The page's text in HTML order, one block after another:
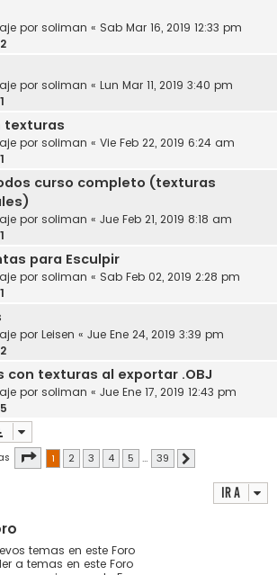
por soliman « Sab Mar 16, 2019 12:33 pm
2
por soliman « Lun Mar 11, 2019 3:40 pm
1
texturas
por soliman « Vie Feb 22, 2019 6:24 am
1
curso completo (texturas
por soliman « Jue Feb 21, 2019 8:18 am
1
para Esculpir
por soliman « Sab Feb 02, 2019 2:28 pm
1
por Leisen « Jue Ene 24, 2019 3:39 pm
2
con texturas al exportar .OBJ
por soliman « Jue Ene 17, 2019 12:43 pm
5
Página de 39
1 2 3 4 5 … 39
Ir a
temas en este Foro
a temas en este Foro